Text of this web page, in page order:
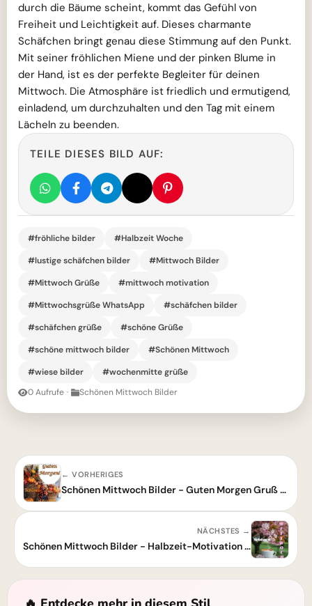
durch die Bäume scheint, kommt das Gefühl von
Freiheit und Leichtigkeit auf. Dieses charmante
Schäfchen bringt genau diese Stimmung auf den Punkt.
Mit seiner fröhlichen Miene und der pinken Blume in
der Hand, ist es der perfekte Begleiter für deinen
Mittwoch. Die Atmosphäre ist friedlich und ermutigend,
einladend, um durchzuhalten und den Tag mit einem
Lächeln zu beenden.
TEILE DIESES BILD AUF:
#fröhliche bilder
#Halbzeit Woche
#lustige schäfchen bilder
#Mittwoch Bilder
#Mittwoch Grüße
#mittwoch motivation
#Mittwochsgrüße WhatsApp
#schäfchen bilder
#schäfchen grüße
#schöne Grüße
#schöne mittwoch bilder
#Schönen Mittwoch
#wiese bilder
#wochenmitte grüße
0 Aufrufe · Schönen Mittwoch Bilder
← VORHERIGES
Schönen Mittwoch Bilder - Guten Morgen Gruß für WhatsApp
NÄCHSTES →
Schönen Mittwoch Bilder - Halbzeit-Motivation mit Kaffee und Blumen